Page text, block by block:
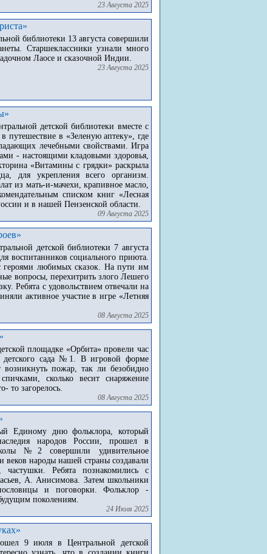
23 Августа 2025
библиотеки 13 августа совершили
Старшеклассники узнали много
Лаосе и сказочной Индии.
23 Августа 2025
детской библиотеки вместе с
путешествие в «Зеленую аптеку», где
лечебными свойствами. Игра
- настоящими кладовыми здоровья,
«Витамины с грядки» раскрыла
для укрепления всего организм.
из мать-и-мачехи, крапивное масло,
списком книг «Лесная
и в нашей Пензенской области.
09 Августа 2025
детской библиотеки 7 августа
воспитанников социального приюта.
героями любимых сказок. На пути им
вопросы, перехитрить злого Лешего
Ребята с удовольствием отвечали на
активное участие в игре «Летняя
08 Августа 2025
площадке «Орбита» провели час
детского сада №1. В игровой форме
пожар, так ли безобидно
сколько весит снаряжение
то загорелось.
08 Августа 2025
Единому дню фольклора, который
народов России, прошел в
№2 совершили удивительное
веков народы нашей страны создавали
частушки. Ребята познакомились с
А. Анисимова. Затем школьники
и поговорки. Фольклор -
поколениям.
24 Июля 2025
9 июля в Центральной детской